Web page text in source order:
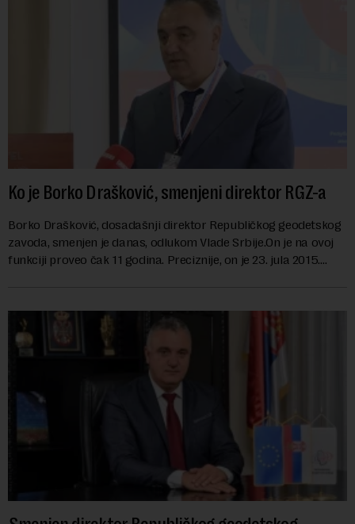
Ko je Borko Drašković, smenjeni direktor RGZ-a
Borko Drašković, dosadašnji direktor Republičkog geodetskog
zavoda, smenjen je danas, odlukom Vlade Srbije.On je na ovoj
funkciji proveo čak 11 godina. Preciznije, on je 23. jula 2015.